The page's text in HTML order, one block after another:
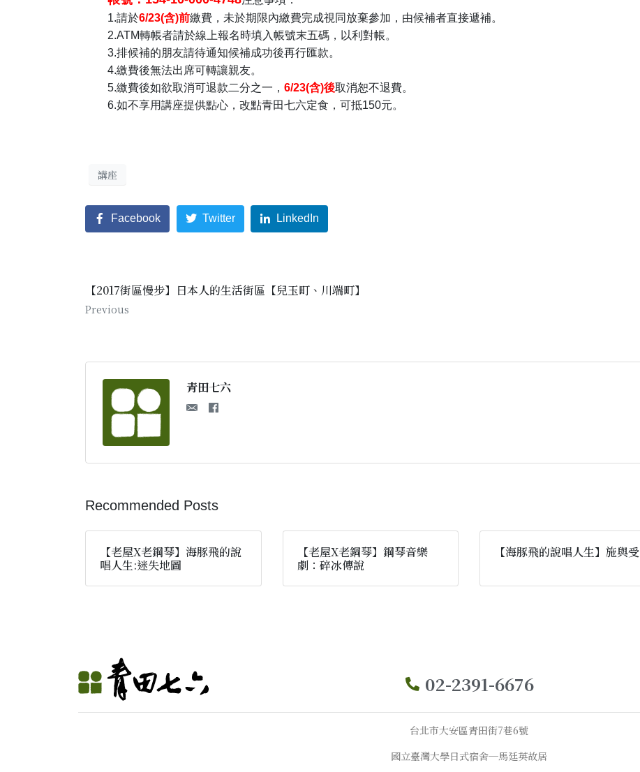
1.請於6/23(含)前繳費，未於期限內繳費完成視同放棄參加，由候補者直接遞補。
2.ATM轉帳者請於線上報名時填入帳號末五碼，以利對帳。
3.排候補的朋友請待通知候補成功後再行匯款。
4.繳費後無法出席可轉讓親友。
5.繳費後如欲取消可退款二分之一， 6/23(含)後取消恕不退費。
6.如不享用講座提供點心，改點青田七六定食，可抵150元。
講座
Facebook Twitter LinkedIn
【2017街區慢步】日本人的生活街區【兒玉町、川端町】
Previous
青田七六
Recommended Posts
【老屋X老鋼琴】海豚飛的說
唱人生:迷失地圖
【老屋X老鋼琴】鋼琴音樂
劇：碎冰傳說
【海豚飛的說唱人生】施與受
02-2391-6676
台北市大安區青田街7巷6號
國立臺灣大學日式宿舍─馬廷英故居